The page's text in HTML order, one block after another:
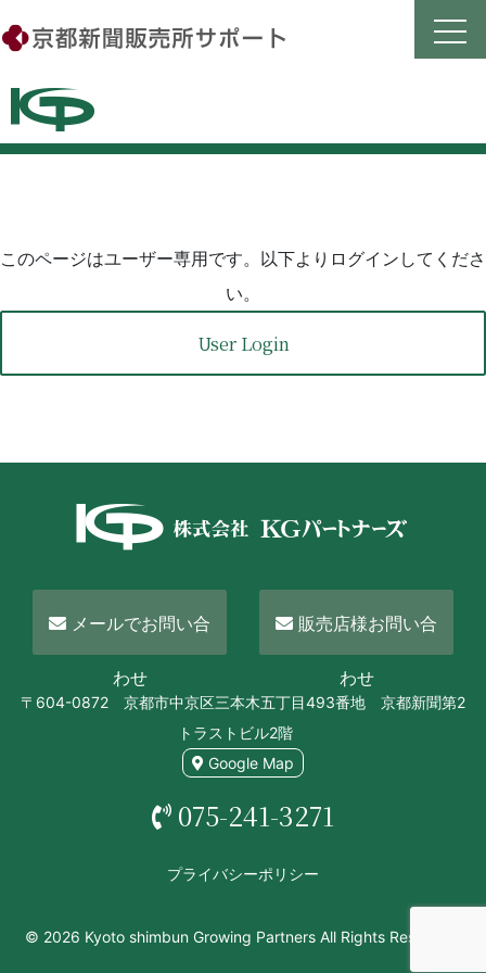
to
content
このページはユーザー専用です。以下よりログインしてくださ
い。
User Login
メールでお問い合
わせ
販売店様お問い合
わせ
〒604-0872 京都市中京区三本木五丁目493番地 京都新聞第2
トラストビル2階
Google Map
075-241-3271
プライバシーポリシー
© 2026 Kyoto shimbun Growing Partners All Rights Reserved.